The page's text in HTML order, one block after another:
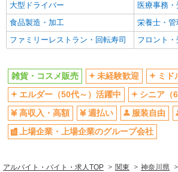
ファッション・アパレ
雑貨・コスメ販売
未経験歓迎
ミドル（
服装自由
上場企業・
社
交通費支給
大型ドライバー
医療事務
食品製造・加工
栄養士・
ファミリーレストラン・回転寿司
フロント
雑貨・コスメ販売 未経験歓迎
ミド
エルダー（50代～）活躍中
シニア（
高収入・高額
週払い 服装自由
上場企業・上場企業のグループ会社
アルバイト・バイト・求人TOP 関東 神奈川県